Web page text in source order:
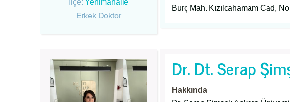
İlçe: Yenimahalle
Erkek Doktor
Burç Mah. Kızılcahamam Cad,
Dr. Dt. Serap
Hakkında